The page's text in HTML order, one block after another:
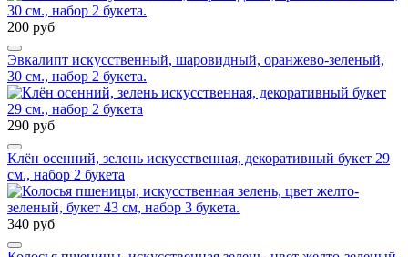
200 руб
Эвкалипт искусственный, шаровидный, оранжево-зеленый,
30 см., набор 2 букета.
290 руб
Клён осенний, зелень искусственная, декоративный букет 29
см., набор 2 букета
340 руб